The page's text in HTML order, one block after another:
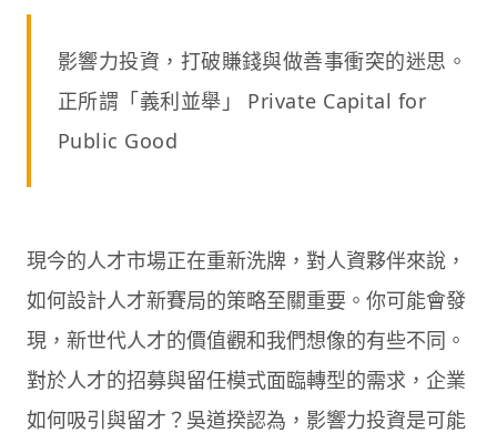
影響力投資，打破賺錢與做善事衝突的迷思。
正所謂「義利並舉」 Private Capital for
Public Good
現今的人才市場正在重新洗牌，對人資夥伴來說，
如何設計人才新賽局的策略至關重要。你可能會發
現，新世代人才的價值觀和我們想像的有些不同。
對於人才的招募與留任模式面臨轉型的需求，企業
如何吸引與留才？吳道揆認為，影響力投資是可能